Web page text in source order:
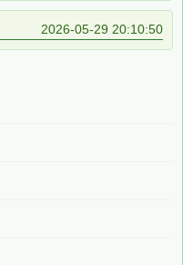
2026-05-29 20:10:50